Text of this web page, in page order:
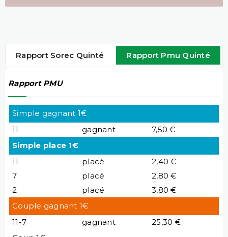
Rapport Sorec Quinté Rapport Pmu Quinté
Rapport PMU
Simple gagnant 1€
11
gagnant
7,50 €
Simple place 1€
11
placé
2,40 €
7
placé
2,80 €
2
placé
3,80 €
Couple gagnant 1€
11-7
gagnant
25,30 €